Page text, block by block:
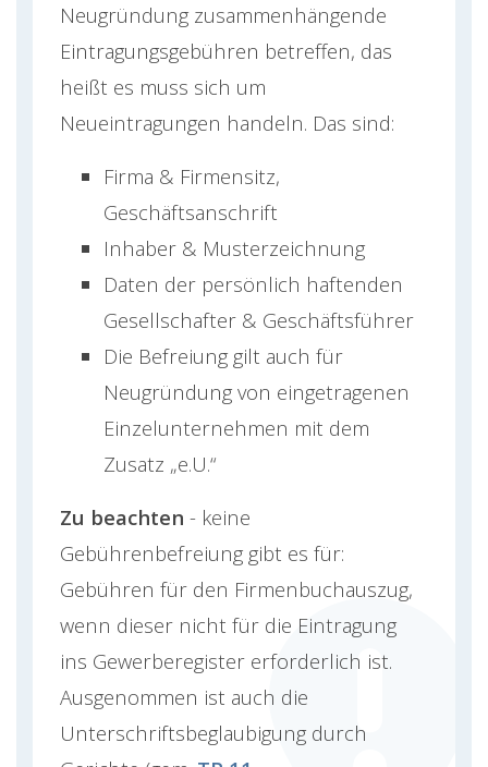
Neugründung zusammenhängende
Eintragungsgebühren betreffen, das
heißt es muss sich um
Neueintragungen handeln. Das sind:
Firma & Firmensitz,
Geschäftsanschrift
Inhaber & Musterzeichnung
Daten der persönlich haftenden
Gesellschafter & Geschäftsführer
Die Befreiung gilt auch für
Neugründung von eingetragenen
Einzelunternehmen mit dem
Zusatz „e.U.“
Zu beachten - keine
Gebührenbefreiung gibt es für:
Gebühren für den Firmenbuchauszug,
wenn dieser nicht für die Eintragung
ins Gewerberegister erforderlich ist.
Ausgenommen ist auch die
Unterschriftsbeglaubigung durch